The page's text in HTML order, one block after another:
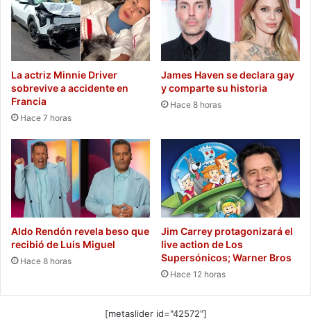
La actriz Minnie Driver
sobrevive a accidente en
Francia
Hace 7 horas
James Haven se declara gay
y comparte su historia
Hace 8 horas
Aldo Rendón revela beso que
recibió de Luis Miguel
Hace 8 horas
Jim Carrey protagonizará el
live action de Los
Supersónicos; Warner Bros
Hace 12 horas
[metaslider id="42572"]